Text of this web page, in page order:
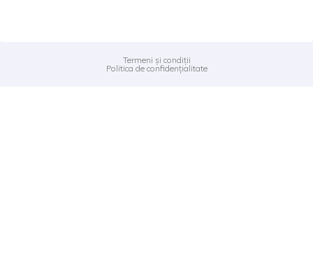
Termeni și condiții
Politica de confidențialitate